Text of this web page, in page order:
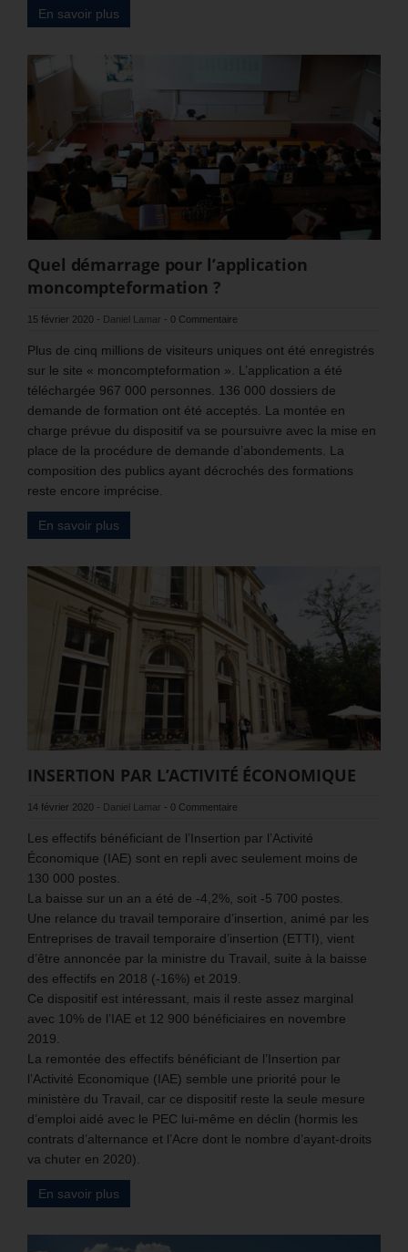
En savoir plus
Quel démarrage pour l’application
moncompteformation ?
15 février 2020 - Daniel Lamar - 0 Commentaire
Plus de cinq millions de visiteurs uniques ont été enregistrés
sur le site « moncompteformation ». L’application a été
téléchargée 967 000 personnes. 136 000 dossiers de
demande de formation ont été acceptés. La montée en
charge prévue du dispositif va se poursuivre avec la mise en
place de la procédure de demande d’abondements. La
composition des publics ayant décrochés des formations
reste encore imprécise.
En savoir plus
INSERTION PAR L’ACTIVITÉ ÉCONOMIQUE
14 février 2020 - Daniel Lamar - 0 Commentaire
Les effectifs bénéficiant de l’Insertion par l’Activité
Économique (IAE) sont en repli avec seulement moins de
130 000 postes.
La baisse sur un an a été de -4,2%, soit -5 700 postes.
Une relance du travail temporaire d’insertion, animé par les
Entreprises de travail temporaire d’insertion (ETTI), vient
d’être annoncée par la ministre du Travail, suite à la baisse
des effectifs en 2018 (-16%) et 2019.
Ce dispositif est intéressant, mais il reste assez marginal
avec 10% de l’IAE et 12 900 bénéficiaires en novembre
2019.
La remontée des effectifs bénéficiant de l’Insertion par
l’Activité Economique (IAE) semble une priorité pour le
ministère du Travail, car ce dispositif reste la seule mesure
d’emploi aidé avec le PEC lui-même en déclin (hormis les
contrats d’alternance et l’Acre dont le nombre d’ayant-droits
va chuter en 2020).
En savoir plus